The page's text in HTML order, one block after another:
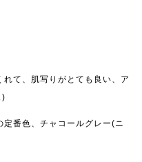
て、肌写りがとても良い、ア
)
定番色、チャコールグレー(ニ